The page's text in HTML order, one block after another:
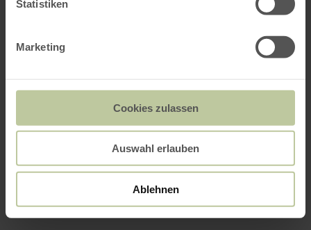
Statistiken
Marketing
Cookies zulassen
Auswahl erlauben
Ablehnen